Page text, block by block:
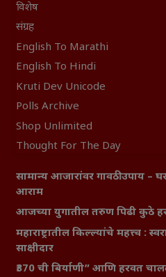
विशेष
संग्रह
English To Marathi
English To Hindi
Kruti Dev Unicode
Polls Archive
Shop Unlimited
Thought For The Day
सामान्य आजारांवर गावठी उपाय –
आराम
आजच्या युगातील तरुण पिढी कुठे
महाराष्ट्रातील किल्ल्यांचे महत्त्व :
साक्षीदार
₹370 ची बिर्याणी” आणि हरवत